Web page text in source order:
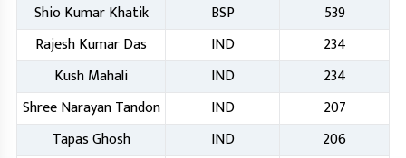
Shio Kumar Khatik BSP
539
Rajesh Kumar Das
IND
234
Kush Mahali
IND
234
Shree Narayan Tandon
IND
207
Tapas Ghosh
IND
206